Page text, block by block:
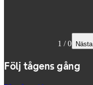
1 /0 Nästa
Följ tågens gång